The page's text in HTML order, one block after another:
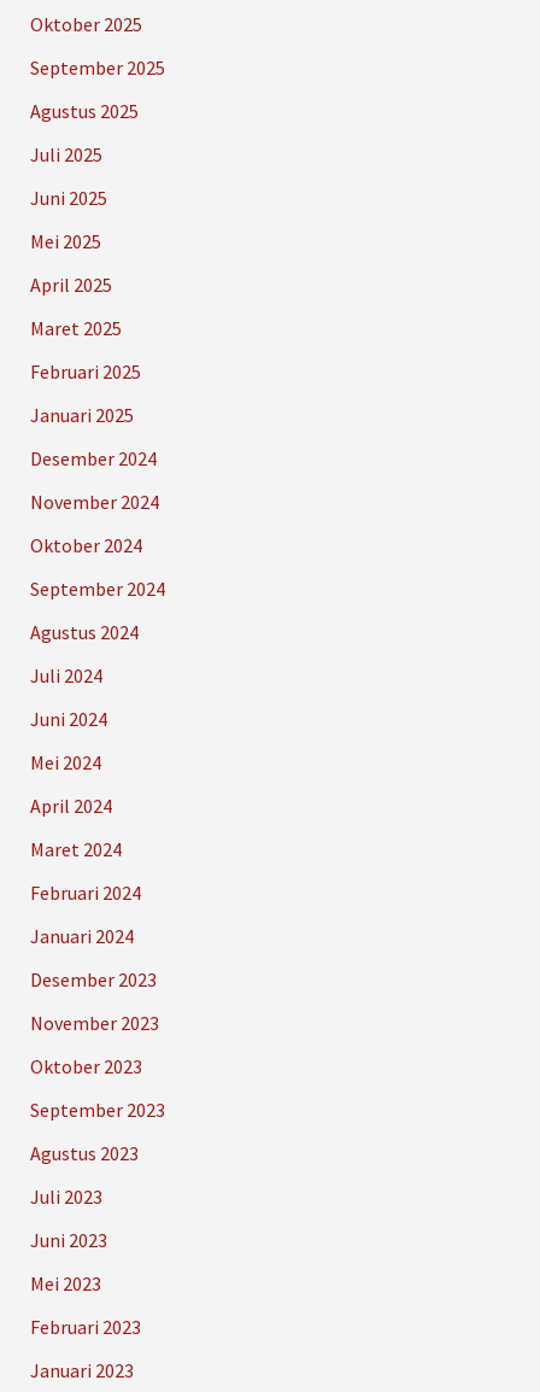
Oktober 2025
September 2025
Agustus 2025
Juli 2025
Juni 2025
Mei 2025
April 2025
Maret 2025
Februari 2025
Januari 2025
Desember 2024
November 2024
Oktober 2024
September 2024
Agustus 2024
Juli 2024
Juni 2024
Mei 2024
April 2024
Maret 2024
Februari 2024
Januari 2024
Desember 2023
November 2023
Oktober 2023
September 2023
Agustus 2023
Juli 2023
Juni 2023
Mei 2023
Februari 2023
Januari 2023